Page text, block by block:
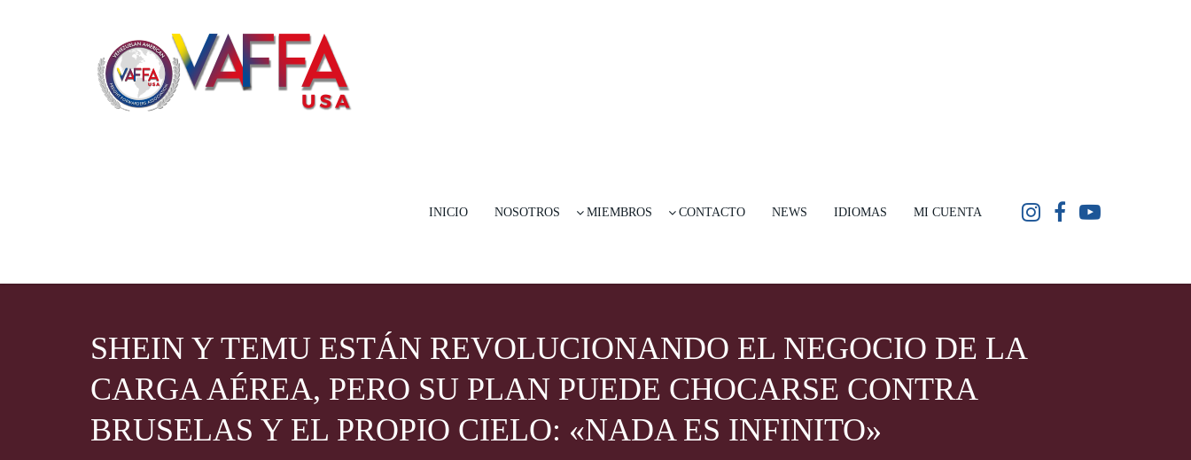
INICIO NOSOTROS MIEMBROS CONTACTO NEWS IDIOMAS MI CUENTA
SHEIN Y TEMU ESTÁN REVOLUCIONANDO EL NEGOCIO DE LA
CARGA AÉREA, PERO SU PLAN PUEDE CHOCARSE CONTRA
BRUSELAS Y EL PROPIO CIELO: «NADA ES INFINITO»